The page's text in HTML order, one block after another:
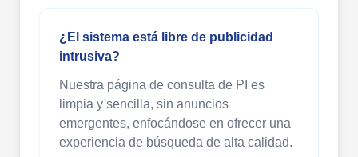
¿El sistema está libre de publicidad
intrusiva?
Nuestra página de consulta de PI es
limpia y sencilla, sin anuncios
emergentes, enfocándose en ofrecer una
experiencia de búsqueda de alta calidad.